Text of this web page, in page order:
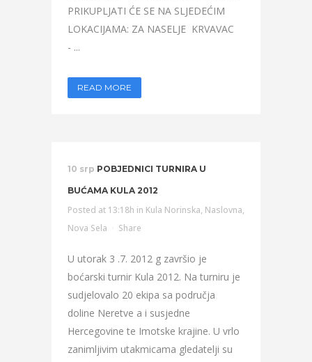
PRIKUPLJATI ĆE SE NA SLJEDEĆIM
LOKACIJAMA: ZA NASELJE KRVAVAC
- ...
READ MORE
10 srp POBJEDNICI TURNIRA U
BUĆAMA KULA 2012
Posted at 13:18h in Kula Norinska, Naslovna,
Nova Sela
Share
U utorak 3 .7. 2012 g završio je
boćarski turnir Kula 2012. Na turniru je
sudjelovalo 20 ekipa sa područja
doline Neretve a i susjedne
Hercegovine te Imotske krajine. U vrlo
zanimljivim utakmicama gledatelji su